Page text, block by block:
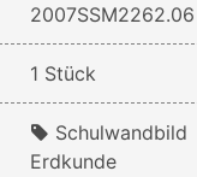
2007SSM2262.06
1 Stück
Schulwandbild
Erdkunde